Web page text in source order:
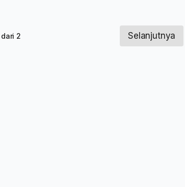
2 Selanjutnya